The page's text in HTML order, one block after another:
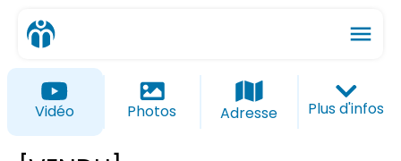
menu
ios_share
Vidéo Photos Adresse Plus d'infos